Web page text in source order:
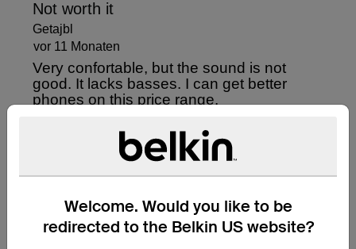
Welcome. Would you like to be
redirected to the Belkin US website?